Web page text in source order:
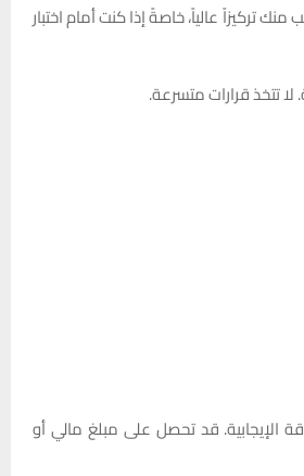
تركيزاً عالياً، خاصةً إذا كنت أمام اختبار
لا تتخذ قرارات متسرعة.
الإيجابية. قد تحصل على مبلغ مالي أو